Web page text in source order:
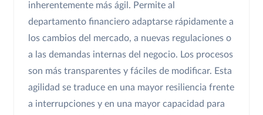
inherentemente más ágil. Permite al
departamento financiero adaptarse rápidamente a
los cambios del mercado, a nuevas regulaciones o
a las demandas internas del negocio. Los procesos
son más transparentes y fáciles de modificar. Esta
agilidad se traduce en una mayor resiliencia frente
a interrupciones y en una mayor capacidad para